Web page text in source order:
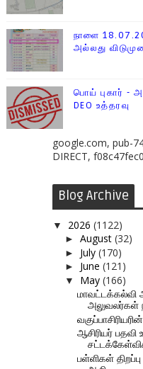
நாளை
அல்லது
பொய் புகார் -
DEO உத்தரவு
google.com, pub-
DIRECT,
Blog Archive
▼ 2026 (1122)
► August (32)
► July (170)
► June (121)
▼ May (166)
மாவட்டக்கல்வி
அலுவலர்கள்
ஆசிரியர்
பள்ளிகள் திறப்பு